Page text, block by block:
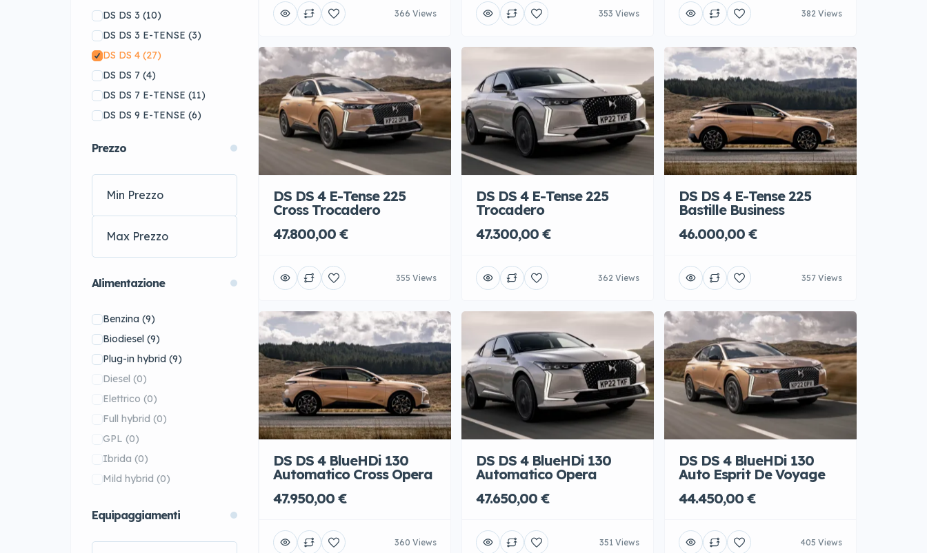
Honda (1)
Hyundai (18)
Jaguar(56)
Jeep(10)
KIA(32)
Koenigsegg (1)
Maserati(18)
McLaren (1)
Mercedes-Benz(1)
MG(22)
Nissan(1)
Opel(3)
Peugeot(14)
Porsche(72)
Renault(16)
Rolls-Royce(6)
Skoda(41)
Smart(25)
Subaru(6)
Toyota(16)
Volkswagen(9)
DS DS 3 (10)
DS DS 3 E-TENSE (3)
DS DS 4 (27)
DS DS 7 (4)
DS DS 7 E-TENSE (11)
DS DS 9 E-TENSE (6)
Prezzo
Alimentazione
Benzina (9)
Biodiesel (9)
Plug-in hybrid (9)
Diesel (0)
Elettrico (0)
Full hybrid (0)
GPL (0)
Ibrida (0)
Mild hybrid (0)
Equipaggiamenti
366 Views 353 Views 382 Views
DS DS 4 E-Tense 225
Cross Trocadero
47.800,00 €
355 Views
DS DS 4 E-Tense 225
Trocadero
47.300,00 €
362 Views
DS DS 4 E-Tense 225
Bastille Business
46.000,00 €
357 Views
DS DS 4 BlueHDi 130
Automatico Cross Opera
47.950,00 €
360 Views
DS DS 4 BlueHDi 130
Automatico Opera
47.650,00 €
351 Views
DS DS 4 BlueHDi 130
Auto Esprit De Voyage
44.450,00 €
405 Views